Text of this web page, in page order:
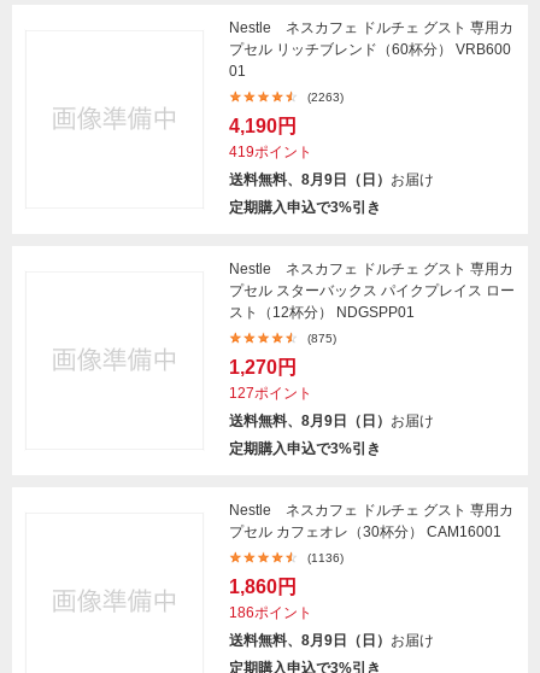
Nestle ネスカフェ ドルチェ グスト 専用カ
プセル リッチブレンド（60杯分） VRB600
01
(2263)
4,190円
419ポイント
送料無料、8月9日（日） お届け
定期購入申込で3%引き
Nestle ネスカフェ ドルチェ グスト 専用カ
プセル スターバックス パイクプレイス ロー
スト（12杯分） NDGSPP01
(875)
1,270円
127ポイント
送料無料、8月9日（日） お届け
定期購入申込で3%引き
Nestle ネスカフェ ドルチェ グスト 専用カ
プセル カフェオレ（30杯分） CAM16001
(1136)
1,860円
186ポイント
送料無料、8月9日（日） お届け
定期購入申込で3%引き